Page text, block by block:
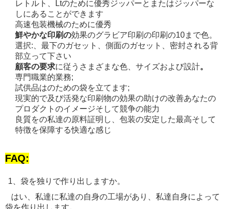
レトルト、Ltのために優秀ジッパーとまたはジッパーな
しにあることができます
高速包装機械のために優秀
鮮やかな印刷の効果のグラビア印刷の印刷の10まで色。
選択:、最下のガセット、側面のガセット、密封される背
部立って下さい
顧客の要求に従うさまざまな色、サイズおよび設計。
専門職業的業務;
試供品はのための袋を立てます;
現実的で及び活発な印刷物の効果の助けの改善あなたの
プロダクトのイメージそして競争の能力
良質をの私達の原料証明し、包装の安定した最高そして
特徴を保障する快適な感じ
FAQ:
1、袋を独りで作り出しますか。
はい、私達に私達の自身の工場があり、私達自身によって
袋を作り出します。